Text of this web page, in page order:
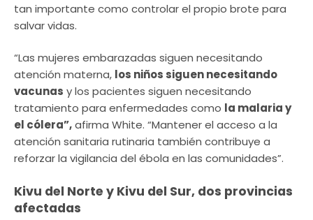
tan importante como controlar el propio brote para
salvar vidas.
“Las mujeres embarazadas siguen necesitando
atención materna, los niños siguen necesitando
vacunas y los pacientes siguen necesitando
tratamiento para enfermedades como la malaria y
el cólera”,afirma White. “Mantener el acceso a la
atención sanitaria rutinaria también contribuye a
reforzar la vigilancia del ébola en las comunidades”.
Kivu del Norte y Kivu del Sur, dos provincias
afectadas